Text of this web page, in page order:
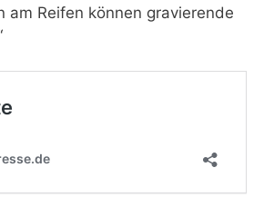
am Reifen können gravierende